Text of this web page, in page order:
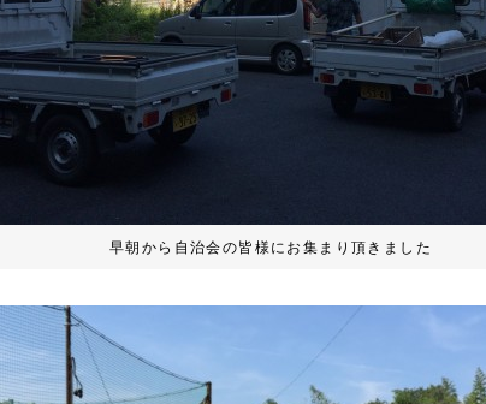
早朝から自治会の皆様にお集まり頂きました